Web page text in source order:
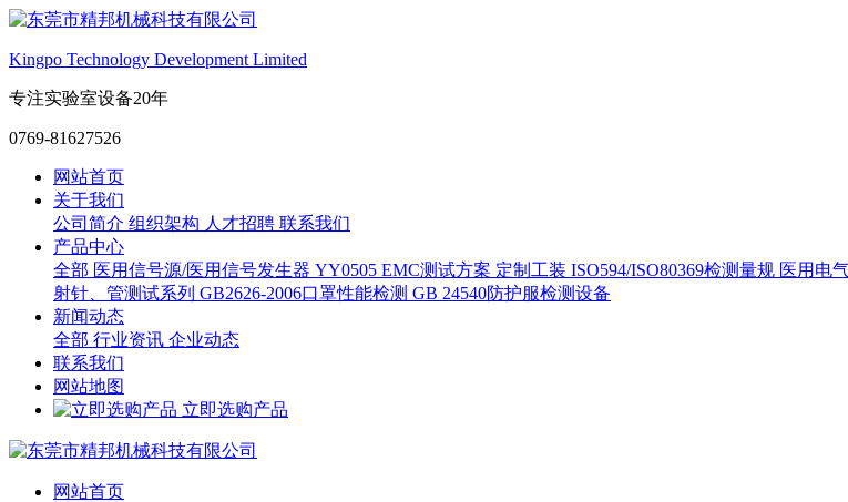
Kingpo Technology Development Limited
专注实验室设备20年
0769-81627526
网站首页
关于我们
公司简介 组织架构 人才招聘 联系我们
产品中心
全部 医用信号源/医用信号发生器 YY0505 EMC测试方案 定制工装 ISO594/ISO80369检测量规 医用电
射针、管测试系列 GB2626-2006口罩性能检测 GB 24540防护服检测设备
新闻动态
全部 行业资讯 企业动态
联系我们
网站地图
立即选购产品
网站首页